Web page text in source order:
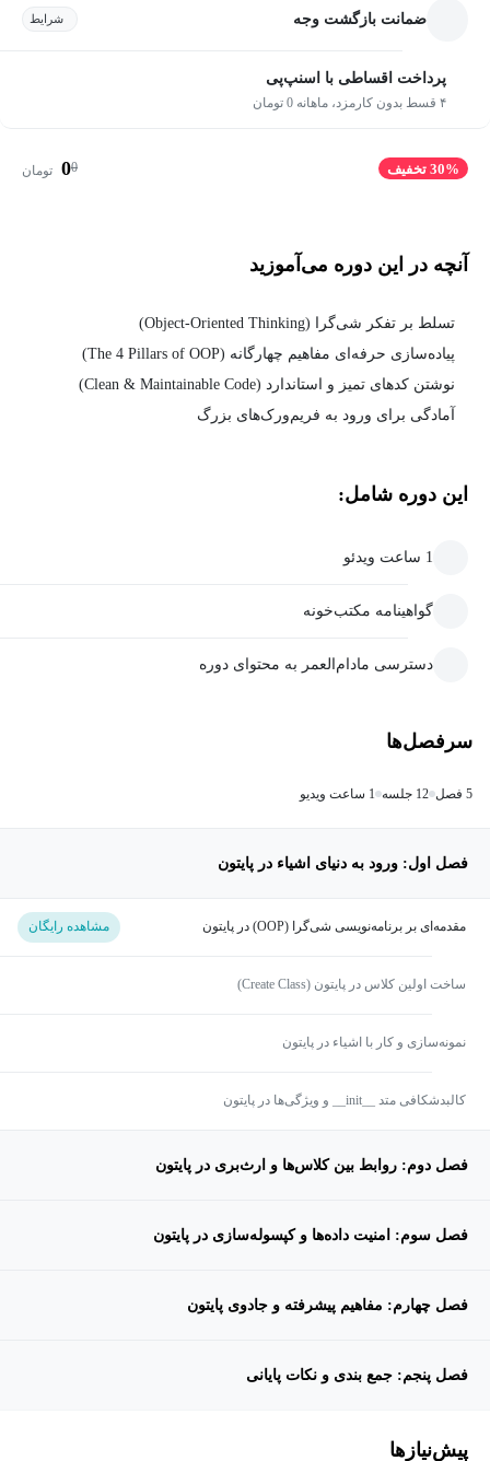
ضمانت بازگشت وجه شرایط
پرداخت اقساطی با اسنپ‌پی
۴ قسط بدون کارمزد، ماهانه 0 تومان
30% تخفیف 0
0 تومان
آنچه در این دوره می‌آموزید
تسلط بر تفکر شی‌گرا (Object-Oriented Thinking)
پیاده‌سازی حرفه‌ای مفاهیم چهارگانه (The 4 Pillars of OOP)
نوشتن کدهای تمیز و استاندارد (Clean & Maintainable Code)
آمادگی برای ورود به فریم‌ورک‌های بزرگ
این دوره شامل:
1 ساعت ویدئو
گواهینامه مکتب‌خونه
دسترسی مادام‌العمر به محتوای دوره
سرفصل‌ها
5 فصل 12 جلسه 1 ساعت ویدیو
فصل اول: ورود به دنیای اشیاء در پایتون
مقدمه‌ای بر برنامه‌نویسی شی‌گرا (OOP) در پایتون مشاهده رایگان
ساخت اولین کلاس در پایتون (Create Class)
نمونه‌سازی و کار با اشیاء در پایتون
کالبدشکافی متد __init__ و ویژگی‌ها در پایتون
فصل دوم: روابط بین کلاس‌ها و ارث‌بری در پایتون
فصل سوم: امنیت داده‌ها و کپسوله‌سازی در پایتون
فصل چهارم: مفاهیم پیشرفته و جادوی پایتون
فصل پنجم: جمع بندی و نکات پایانی
پیش‌نیاز‌ها